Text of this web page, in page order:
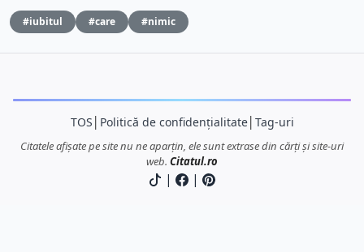
#iubitul #care #nimic
TOS Politică de confidențialitate│ Tag-uri
Citatele afișate pe site nu ne aparțin, ele sunt extrase din cărți și site-uri
web. Citatul.ro
| |